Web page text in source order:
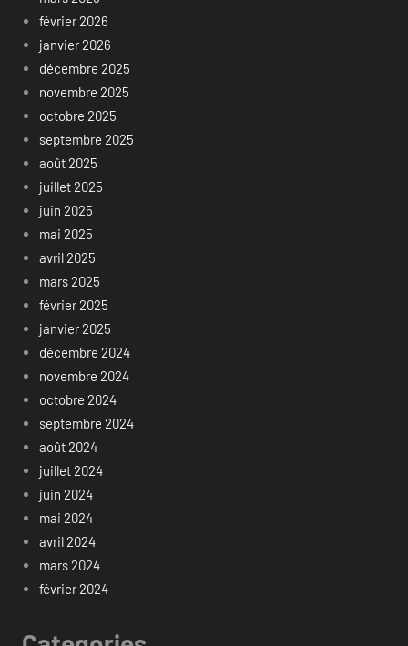
février 2026
janvier 2026
décembre 2025
novembre 2025
octobre 2025
septembre 2025
août 2025
juillet 2025
juin 2025
mai 2025
avril 2025
mars 2025
février 2025
janvier 2025
décembre 2024
novembre 2024
octobre 2024
septembre 2024
août 2024
juillet 2024
juin 2024
mai 2024
avril 2024
mars 2024
février 2024